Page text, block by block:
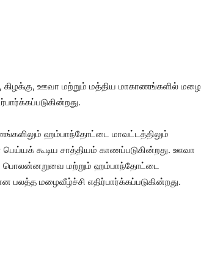
கிழக்கு, ஊவா மற்றும் மத்திய மாகாணங்களில் மழை
ஹம்பாந்தோட்டை மாவட்டத்திலும்
கூடிய சாத்தியம் காணப்படுகின்றது. ஊவா
பொலன்னறுவை மற்றும் ஹம்பாந்தோட்டை
பலத்த மழைவீழ்ச்சி எதிர்பார்க்கப்படுகின்றது.